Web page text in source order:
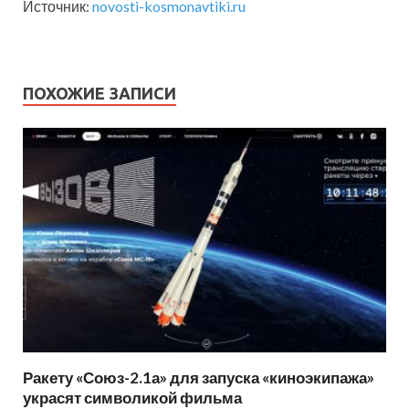
Источник: novosti-kosmonavtiki.ru
ПОХОЖИЕ ЗАПИСИ
Ракету «Союз-2.1а» для запуска «киноэкипажа»
украсят символикой фильма